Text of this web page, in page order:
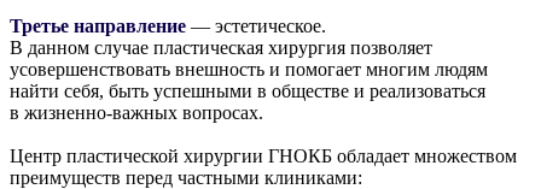
Третье направление — эстетическое.
В данном случае пластическая хирургия позволяет
усовершенствовать внешность и помогает многим людям
найти себя, быть успешными в обществе и реализоваться
в жизненно-важных вопросах.
Центр пластической хирургии ГНОКБ обладает множеством
преимуществ перед частными клиниками: